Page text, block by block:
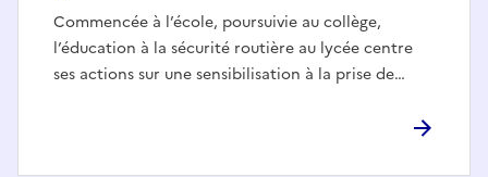
Commencée à l’école, poursuivie au collège,
l’éducation à la sécurité routière au lycée centre
ses actions sur une sensibilisation à la prise de…